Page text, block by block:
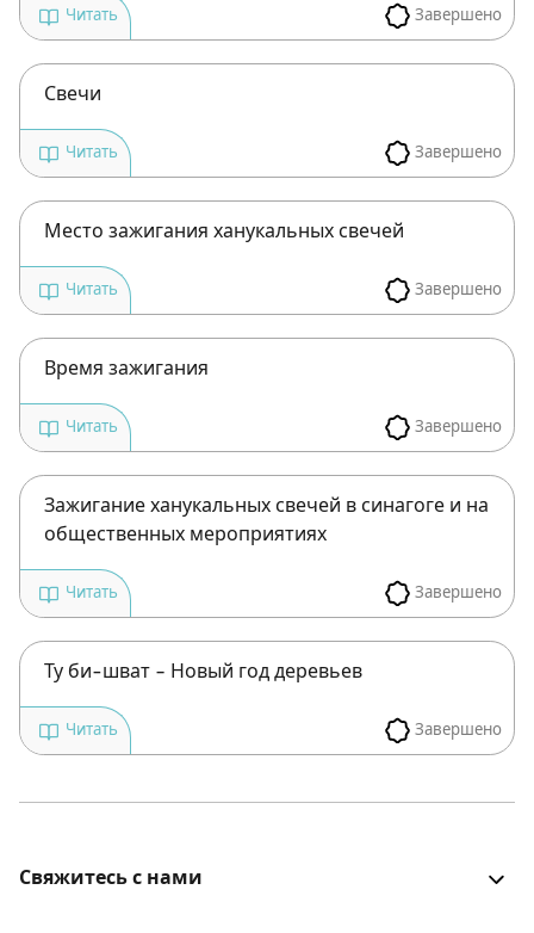
Завершено
Читать
Свечи
Завершено
Читать
Место зажигания ханукальных свечей
Завершено
Читать
Время зажигания
Завершено
Читать
Зажигание ханукальных свечей в синагоге и на
общественных мероприятиях
Завершено
Читать
Ту би-шват – Новый год деревьев
Завершено
Читать
Свяжитесь с нами